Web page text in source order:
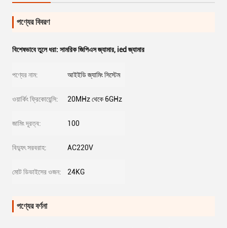
পণ্যের বিবরণ
বিশেষভাবে তুলে ধরা: সামরিক জিপিএস জ্যামার, ied জ্যামার
পণ্যের নাম: আইইডি জ্যামিং সিস্টেম
ওয়ার্কিং ফ্রিকোয়েন্সি: 20MHz থেকে 6GHz
জামিং দূরত্ব: 100
বিদ্যুৎ সরবরাহ: AC220V
মোট ডিভাইসের ওজন: 24KG
পণ্যের বর্ণনা